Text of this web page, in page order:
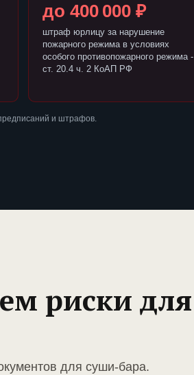
до 400 000 ₽
штраф юрлицу за нарушение
пожарного режима в условиях
особого противопожарного режима -
ст. 20.4 ч. 2 КоАП РФ
и штрафов.
риски для
для суши-бара.